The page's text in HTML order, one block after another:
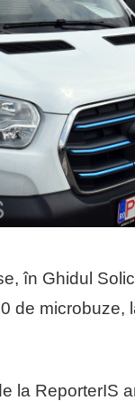
în Ghidul
de microbuze,
la ReporterIS